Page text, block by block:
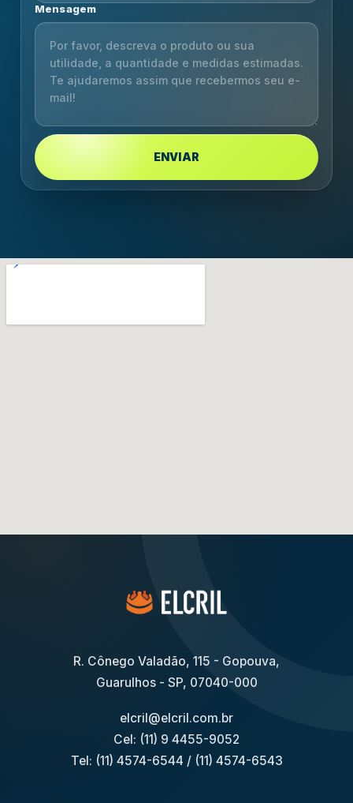
Mensagem
ENVIAR
R. Cônego Valadão, 115 - Gopouva,
Guarulhos - SP, 07040-000
elcril@elcril.com.br
Cel: (11) 9 4455-9052
Tel: (11) 4574-6544 / (11) 4574-6543